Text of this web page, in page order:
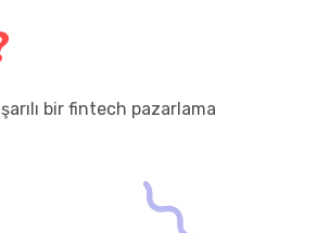
bir fintech pazarlama